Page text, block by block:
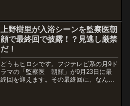
上野樹里が入浴シーンを監察医朝
顔で最終回で披露！？見逃し厳禁
だ！
どうもヒロシです。フジテレビ系の月9ド
ラマの「監察医 朝顔」が9月23日に最
終回を迎えます。その最終回に、なんと